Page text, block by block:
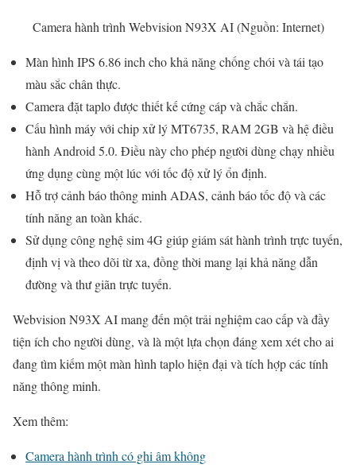
Camera hành trình Webvision N93X AI (Nguồn: Internet)
Màn hình IPS 6.86 inch cho khả năng chống chói và tái tạo
màu sắc chân thực.
Camera đặt taplo được thiết kế cứng cáp và chắc chắn.
Cấu hình máy với chip xử lý MT6735, RAM 2GB và hệ điều
hành Android 5.0. Điều này cho phép người dùng chạy nhiều
ứng dụng cùng một lúc với tốc độ xử lý ổn định.
Hỗ trợ cảnh báo thông minh ADAS, cảnh báo tốc độ và các
tính năng an toàn khác.
Sử dụng công nghệ sim 4G giúp giám sát hành trình trực tuyến,
định vị và theo dõi từ xa, đồng thời mang lại khả năng dẫn
đường và thư giãn trực tuyến.
Webvision N93X AI mang đến một trải nghiệm cao cấp và đầy
tiện ích cho người dùng, và là một lựa chọn đáng xem xét cho ai
đang tìm kiếm một màn hình taplo hiện đại và tích hợp các tính
năng thông minh.
Xem thêm:
Camera hành trình có ghi âm không